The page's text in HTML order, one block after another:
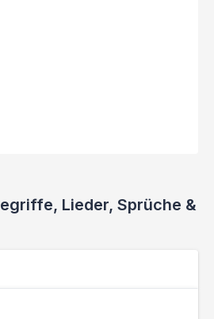
Lieder, Sprüche &